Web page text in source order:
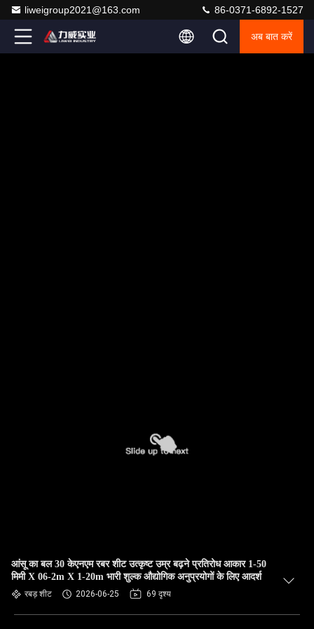
liweigroup2021@163.com 86-0371-6892-1527
अब बात करें
आंसू का बल 30 केएनएम रबर शीट उत्कृष्ट उम्र बढ़ने प्रतिरोध आकार 1-50
मिमी X 06-2m X 1-20m भारी शुल्क औद्योगिक अनुप्रयोगों के लिए आदर्श
रबड़ शीट 2026-06-25 69 दृश्य